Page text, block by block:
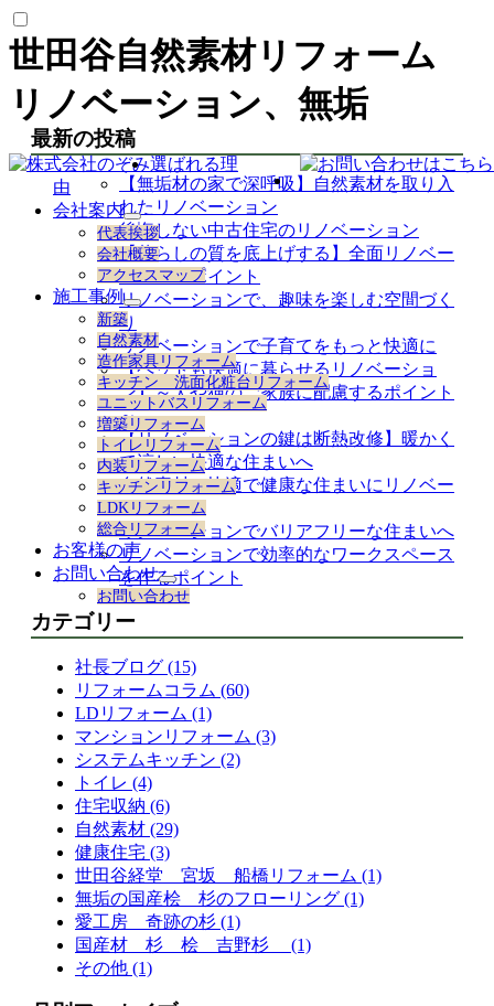
世田谷自然素材リフォーム
リノベーション、無垢
選ばれる理
由
会社案内
サ
ブ
メ
ニ
ュ
ー
を
展
開
代表挨拶
会社概要
アクセスマップ
施工事例
サ
ブ
メ
ニ
ュ
ー
を
展
開
新築
自然素材
造作家具リフォーム
キッチン 洗面化粧台リフォーム
ユニットバスリフォーム
増築リフォーム
トイレリフォーム
内装リフォーム
キッチンリフォーム
LDKリフォーム
総合リフォーム
お客様の声
お問い合わせ
サ
ブ
ュ
ー
を
展
開
お問い合わせ
最新の投稿
【無垢材の家で深呼吸】自然素材を取り入
れたリノベーション
後悔しない中古住宅のリノベーション
【暮らしの質を底上げする】全面リノベー
ションのポイント
リノベーションで、趣味を楽しむ空間づく
り
リノベーションで子育てをもっと快適に
【ペットも快適に暮らせるリノベーショ
ン】～犬や猫のご家族に配慮するポイント
～
【リノベーションの鍵は断熱改修】暖かく
て涼しい快適な住まいへ
自然素材で快適で健康な住まいにリノベー
ション
リノベーションでバリアフリーな住まいへ
リノベーションで効率的なワークスペース
を作るポイント
カテゴリー
社長ブログ (15)
リフォームコラム (60)
LDリフォーム (1)
マンションリフォーム (3)
システムキッチン (2)
トイレ (4)
住宅収納 (6)
自然素材 (29)
健康住宅 (3)
世田谷経堂 宮坂 船橋リフォーム (1)
無垢の国産桧 杉のフローリング (1)
愛工房 奇跡の杉 (1)
国産材 杉 桧 吉野杉 (1)
その他 (1)